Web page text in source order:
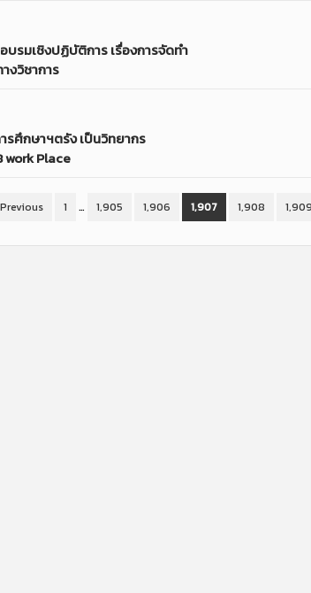
บรมเชิงปฏิบัติการ เรื่องการจัดทำ
งวิชาการ
รศึกษาฯตรัง เป็นวิทยากร
work Place
1 … 1,905 1,906 1,907 1,908 1,909